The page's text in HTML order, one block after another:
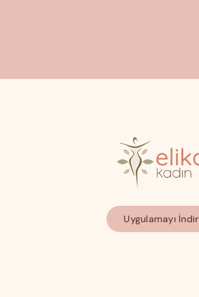
Uygulamayı İndir